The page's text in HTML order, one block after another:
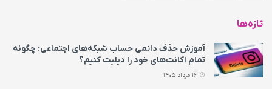
تازه‌ها
آموزش حذف دائمی حساب شبکه‌های اجتماعی؛ چگونه
تمام اکانت‌های خود را دیلیت کنیم؟